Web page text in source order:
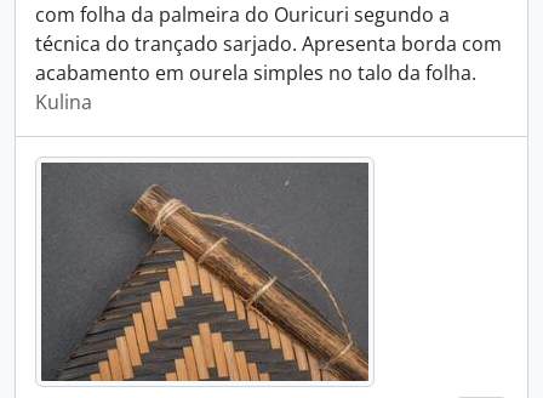
com folha da palmeira do Ouricuri segundo a
técnica do trançado sarjado. Apresenta borda com
acabamento em ourela simples no talo da folha.
Kulina